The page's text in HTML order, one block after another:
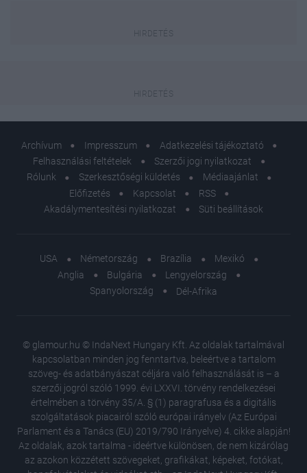
Archívum Impresszum
Adatkezelési tájékoztató
Felhasználási feltételek
Szerzői jogi nyilatkozat
Rólunk
Szerkesztőségi küldetés
Médiaajánlat
Előfizetés
Kapcsolat
RSS
Akadálymentesítési nyilatkozat
Süti beállítások
USA Németország Brazília
Mexikó
Anglia
Bulgária
Lengyelország
Spanyolország
Dél-Afrika
© glamour.hu © IndaNext Hungary Kft. Az oldalak tartalmával
kapcsolatban minden jog fenntartva, beleértve a tartalom
szöveg- és adatbányászat céljára való felhasználását is – a
szerzői jogról szóló 1999. évi LXXVI. törvény rendelkezései
értelmében a törvény 35/A. § (1) paragrafusa és a digitális
szolgáltatások piacairól szóló európai irányelv (Az Európai
Parlament és a Tanács (EU) 2019/790 Irányelve) 4. cikke alapján!
Az oldalak, azok tartalma - ideértve különösen, de nem kizárólag
az azokon közzétett szövegeket, grafikákat, képeket, fotókat,